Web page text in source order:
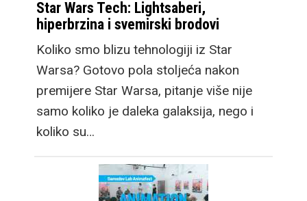
Star Wars Tech: Lightsaberi,
hiperbrzina i svemirski brodovi
Koliko smo blizu tehnologiji iz Star
Warsa? Gotovo pola stoljeća nakon
premijere Star Warsa, pitanje više nije
samo koliko je daleka galaksija, nego i
koliko su…